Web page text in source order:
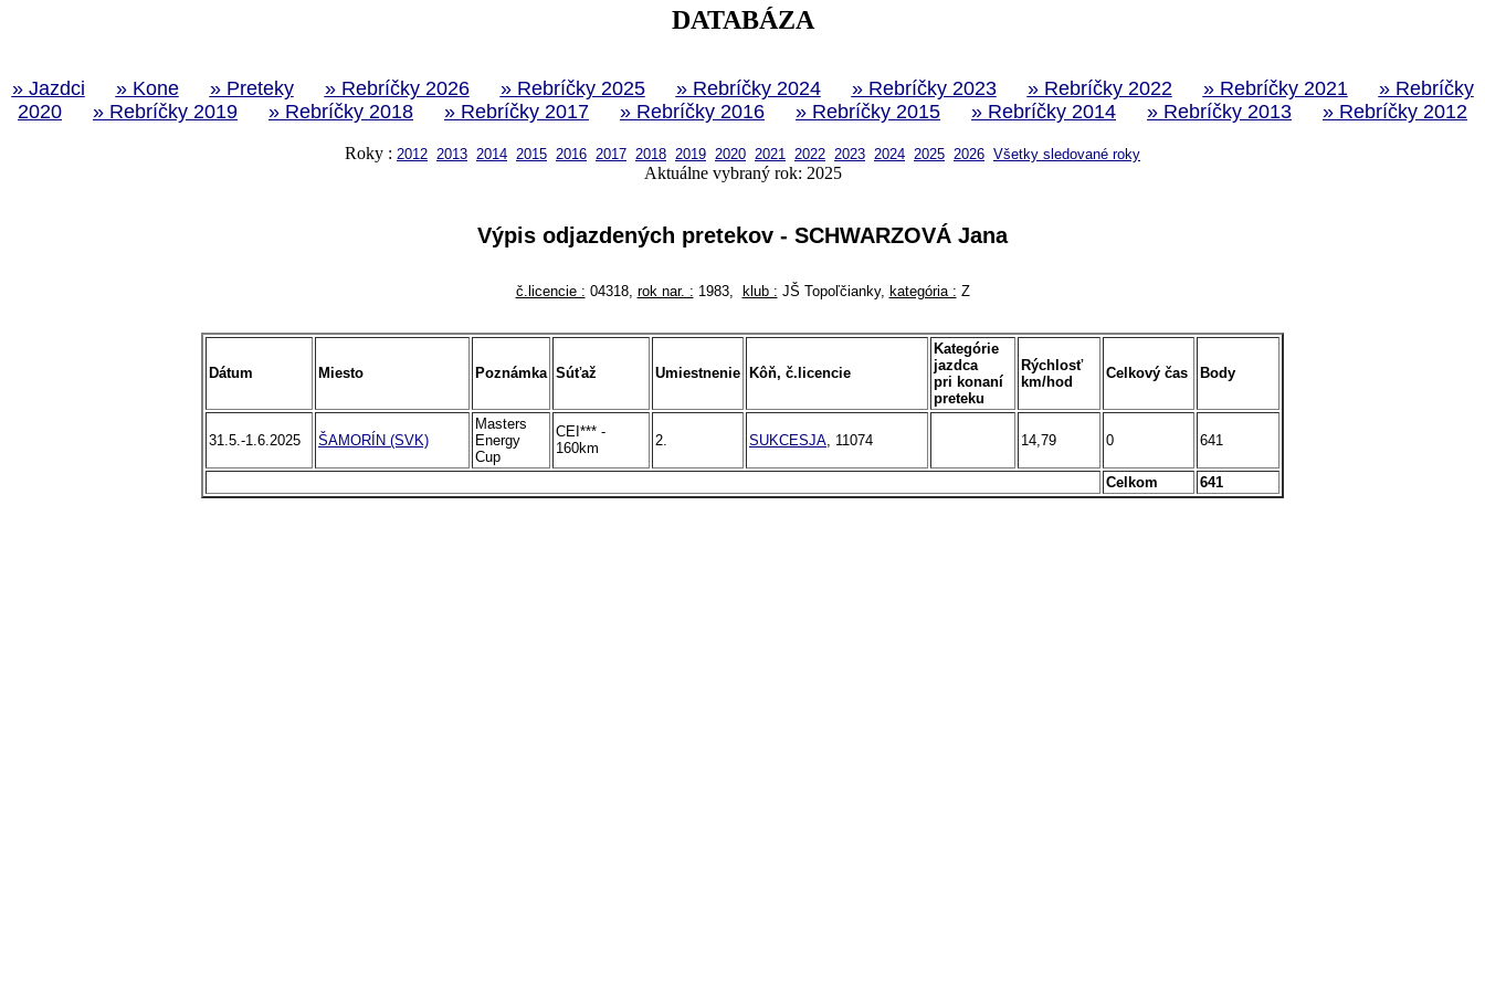
DATABÁZA
» Jazdci » Kone » Preteky » Rebríčky 2026 » Rebríčky 2025 » Rebríčky 2024 » Rebríčky 2023 » Rebríčky 2022 » Rebríčky 2021
» Rebríčky
2020
» Rebríčky 2019 » Rebríčky 2018 » Rebríčky 2017 » Rebríčky 2016 » Rebríčky 2015 » Rebríčky 2014 » Rebríčky 2013 » Rebríčky 2012
Roky : 2012 2013 2014 2015 2016 2017 2018 2019 2020 2021 2022 2023 2024 2025 2026 Všetky sledované roky
Aktuálne vybraný rok: 2025
Výpis odjazdených pretekov - SCHWARZOVÁ Jana
č.licencie : 04318, rok nar. : 1983, klub : JŠ Topoľčianky, kategória : Z
Dátum Miesto Poznámka Súťaž Umiestnenie Kôň, č.licencie
Kategórie
jazdca
pri konaní
preteku
Rýchlosť
km/hod
Celkový čas Body
31.5.-1.6.2025 ŠAMORÍN (SVK)
Masters
Energy
Cup
CEI*** -
160km
2. SUKCESJA, 11074 14,79 0 641
Celkom 641